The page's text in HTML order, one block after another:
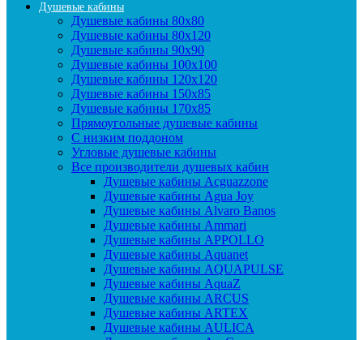
Душевые кабины
Душевые кабины 80x80
Душевые кабины 80x120
Душевые кабины 90х90
Душевые кабины 100x100
Душевые кабины 120x120
Душевые кабины 150x85
Душевые кабины 170x85
Прямоугольные душевые кабины
С низким поддоном
Угловые душевые кабины
Все производители душевых кабин
Душевые кабины Acguazzone
Душевые кабины Agua Joy
Душевые кабины Alvaro Banos
Душевые кабины Ammari
Душевые кабины APPOLLO
Душевые кабины Aquanet
Душевые кабины AQUAPULSE
Душевые кабины AquaZ
Душевые кабины ARCUS
Душевые кабины ARTEX
Душевые кабины AULICA